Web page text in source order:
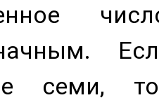
семи,